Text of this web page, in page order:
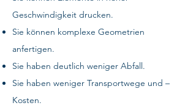
Geschwindigkeit drucken.
Sie können komplexe Geometrien
anfertigen.
Sie haben deutlich weniger Abfall.
Sie haben weniger Transportwege und –
Kosten.